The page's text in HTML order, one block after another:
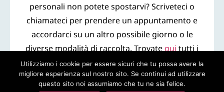
personali non potete spostarvi? Scriveteci o
chiamateci per prendere un appuntamento e
accordarci su un altro possibile giorno o le
diverse modalità di raccolta. Trovate qui tutti i
nostri contatti.
Utilizziamo i cookie per essere sicuri che tu possa avere la
migliore esperienza sul nostro sito. Se continui ad utilizzare
questo sito noi assumiamo che tu ne sia felice.